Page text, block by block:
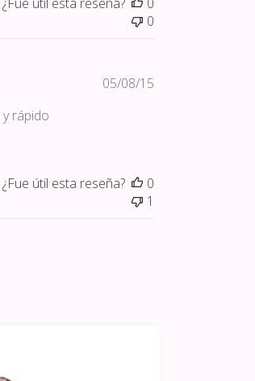
0
rápido
Fecha
05/08/15
¿Fue útil esta reseña?
0
1